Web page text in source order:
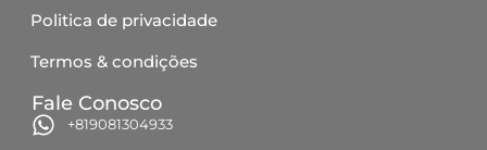
Politica de privacidade
Termos & condições
Fale Conosco
+819081304933